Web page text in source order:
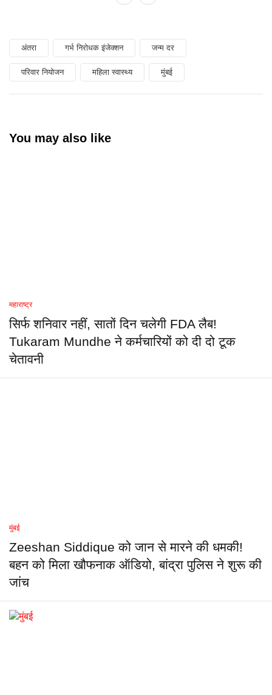
अंतरा गर्भ निरोधक इंजेक्शन जन्म दर
परिवार नियोजन महिला स्वास्थ्य मुंबई
You may also like
महाराष्ट्र
सिर्फ शनिवार नहीं, सातों दिन चलेगी FDA लैब!
Tukaram Mundhe ने कर्मचारियों को दी दो टूक
चेतावनी
मुंबई
Zeeshan Siddique को जान से मारने की धमकी!
बहन को मिला खौफनाक ऑडियो, बांद्रा पुलिस ने शुरू की
जांच